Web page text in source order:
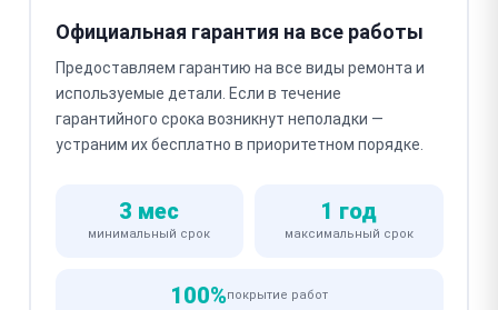
Официальная гарантия на все работы
Предоставляем гарантию на все виды ремонта и
используемые детали. Если в течение
гарантийного срока возникнут неполадки —
устраним их бесплатно в приоритетном порядке.
3 мес
минимальный срок
1 год
максимальный срок
100%покрытие работ